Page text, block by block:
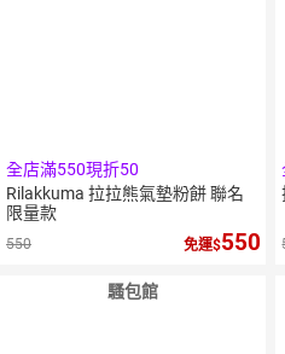
全店滿550現折50
Rilakkuma 拉拉熊氣墊粉餅 聯名
限量款
550 免運 550
騷包館